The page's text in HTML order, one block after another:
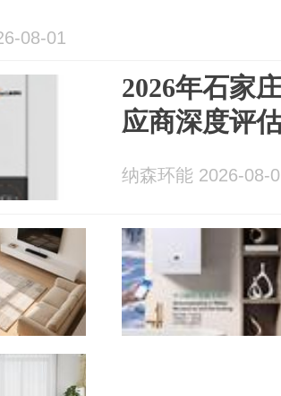
08-01
2026年石家
应商深度评
纳森环能 2026-08-